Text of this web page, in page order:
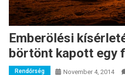
Emberölési
börtönt kapott egy
Rendőrség November 4, 2014